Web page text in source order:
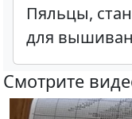
Пяльцы,
для
Смотрите